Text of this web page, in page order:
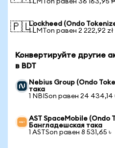
1 LMTon равен 36 163,95 ₱
🇵🇱Lockheed (Ondo
1 LMTon равен 2 222,92 zł
Конвертируйте другие
в BDT
Nebius Group (Ondo
така
1 NBISon равен 24 434,14
AST SpaceMobile (Ondo
Бангладешская така
1 ASTSon равен 8 531,65 ৳